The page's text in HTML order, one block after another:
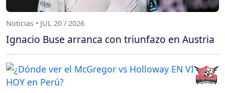
Noticias • JUL 20 / 2026
Ignacio Buse arranca con triunfazo en Austria